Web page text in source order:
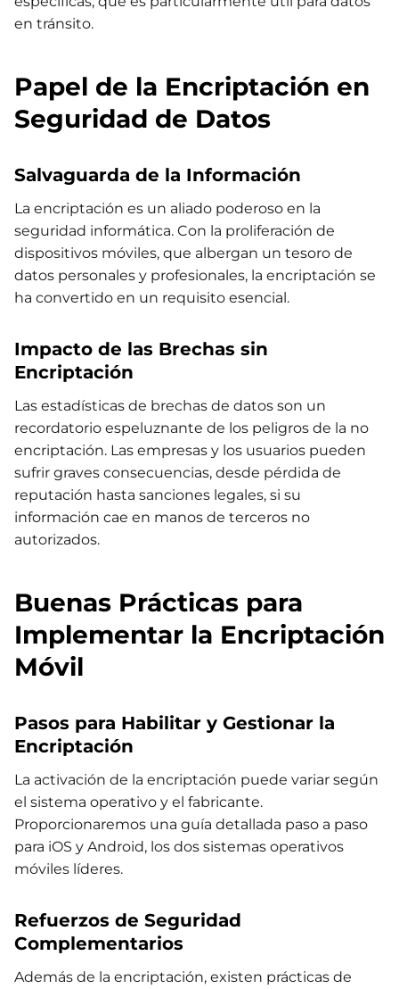
en tránsito.
Papel de la Encriptación en
Seguridad de Datos
Salvaguarda de la Información
La encriptación es un aliado poderoso en la
seguridad informática. Con la proliferación de
dispositivos móviles, que albergan un tesoro de
datos personales y profesionales, la encriptación se
ha convertido en un requisito esencial.
Impacto de las Brechas sin
Encriptación
Las estadísticas de brechas de datos son un
recordatorio espeluznante de los peligros de la no
encriptación. Las empresas y los usuarios pueden
sufrir graves consecuencias, desde pérdida de
reputación hasta sanciones legales, si su
información cae en manos de terceros no
autorizados.
Buenas Prácticas para
Implementar la Encriptación
Móvil
Pasos para Habilitar y Gestionar la
Encriptación
La activación de la encriptación puede variar según
el sistema operativo y el fabricante.
Proporcionaremos una guía detallada paso a paso
para iOS y Android, los dos sistemas operativos
móviles líderes.
Refuerzos de Seguridad
Complementarios
Además de la encriptación, existen prácticas de